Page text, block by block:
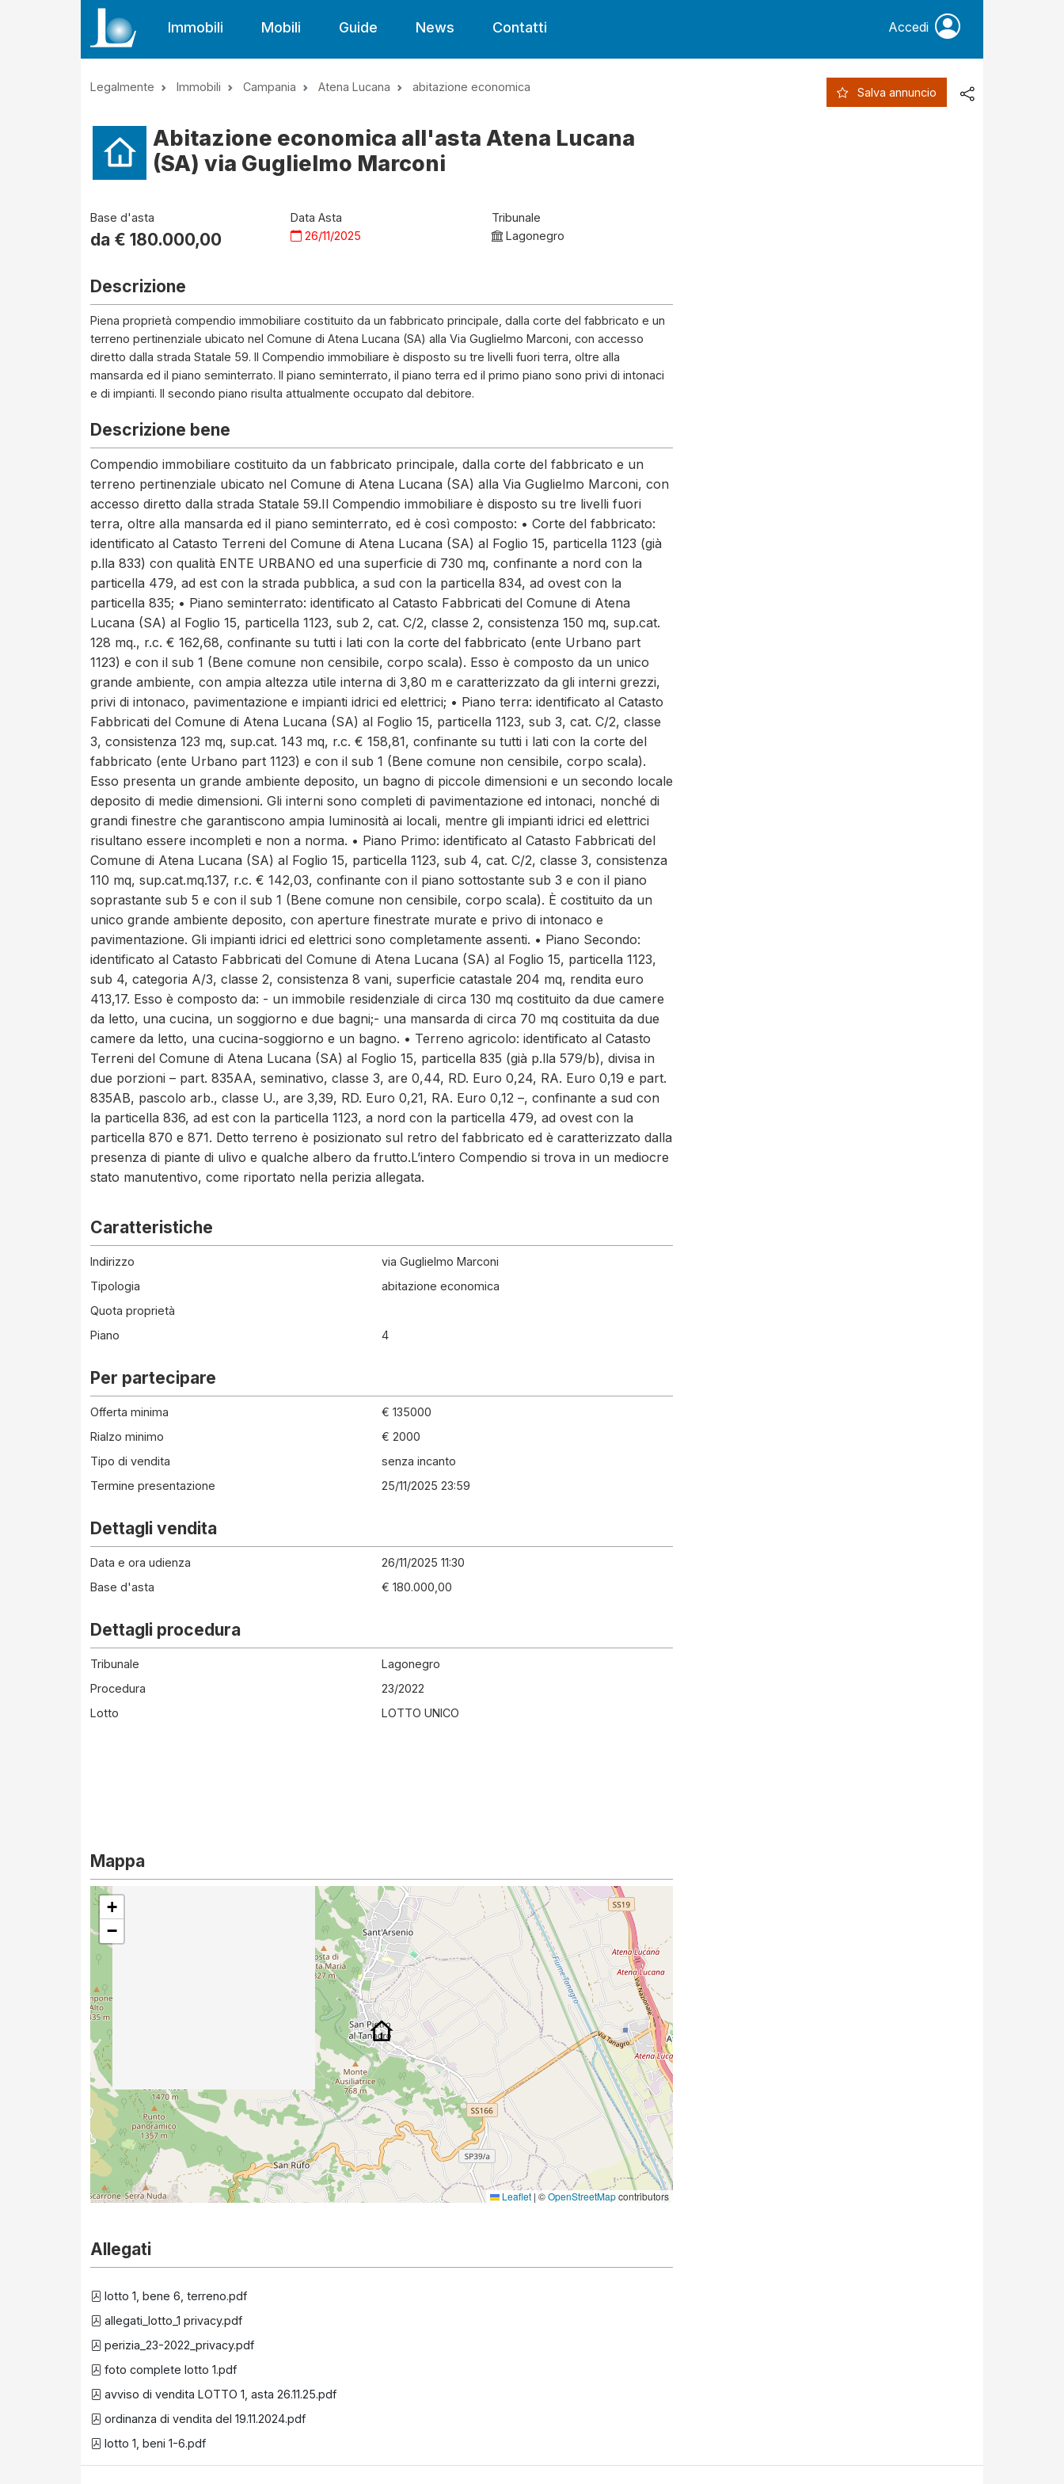
Immobili Mobili Guide News Contatti Accedi
Legalmente Immobili Campania Atena Lucana abitazione economica Salva annuncio
Abitazione economica all'asta Atena Lucana
(SA) via Guglielmo Marconi
Base d'asta
da € 180.000,00
Data Asta
26/11/2025
Tribunale
Lagonegro
Descrizione
Piena proprietà compendio immobiliare costituito da un fabbricato principale, dalla corte del fabbricato e un
terreno pertinenziale ubicato nel Comune di Atena Lucana (SA) alla Via Guglielmo Marconi, con accesso
diretto dalla strada Statale 59. Il Compendio immobiliare è disposto su tre livelli fuori terra, oltre alla
mansarda ed il piano seminterrato. Il piano seminterrato, il piano terra ed il primo piano sono privi di intonaci
e di impianti. Il secondo piano risulta attualmente occupato dal debitore.
Descrizione bene
Compendio immobiliare costituito da un fabbricato principale, dalla corte del fabbricato e un
terreno pertinenziale ubicato nel Comune di Atena Lucana (SA) alla Via Guglielmo Marconi, con
accesso diretto dalla strada Statale 59.Il Compendio immobiliare è disposto su tre livelli fuori
terra, oltre alla mansarda ed il piano seminterrato, ed è così composto: • Corte del fabbricato:
identificato al Catasto Terreni del Comune di Atena Lucana (SA) al Foglio 15, particella 1123 (già
p.lla 833) con qualità ENTE URBANO ed una superficie di 730 mq, confinante a nord con la
particella 479, ad est con la strada pubblica, a sud con la particella 834, ad ovest con la
particella 835; • Piano seminterrato: identificato al Catasto Fabbricati del Comune di Atena
Lucana (SA) al Foglio 15, particella 1123, sub 2, cat. C/2, classe 2, consistenza 150 mq, sup.cat.
128 mq., r.c. € 162,68, confinante su tutti i lati con la corte del fabbricato (ente Urbano part
1123) e con il sub 1 (Bene comune non censibile, corpo scala). Esso è composto da un unico
grande ambiente, con ampia altezza utile interna di 3,80 m e caratterizzato da gli interni grezzi,
privi di intonaco, pavimentazione e impianti idrici ed elettrici; • Piano terra: identificato al Catasto
Fabbricati del Comune di Atena Lucana (SA) al Foglio 15, particella 1123, sub 3, cat. C/2, classe
3, consistenza 123 mq, sup.cat. 143 mq, r.c. € 158,81, confinante su tutti i lati con la corte del
fabbricato (ente Urbano part 1123) e con il sub 1 (Bene comune non censibile, corpo scala).
Esso presenta un grande ambiente deposito, un bagno di piccole dimensioni e un secondo locale
deposito di medie dimensioni. Gli interni sono completi di pavimentazione ed intonaci, nonché di
grandi finestre che garantiscono ampia luminosità ai locali, mentre gli impianti idrici ed elettrici
risultano essere incompleti e non a norma. • Piano Primo: identificato al Catasto Fabbricati del
Comune di Atena Lucana (SA) al Foglio 15, particella 1123, sub 4, cat. C/2, classe 3, consistenza
110 mq, sup.cat.mq.137, r.c. € 142,03, confinante con il piano sottostante sub 3 e con il piano
soprastante sub 5 e con il sub 1 (Bene comune non censibile, corpo scala). È costituito da un
unico grande ambiente deposito, con aperture finestrate murate e privo di intonaco e
pavimentazione. Gli impianti idrici ed elettrici sono completamente assenti. • Piano Secondo:
identificato al Catasto Fabbricati del Comune di Atena Lucana (SA) al Foglio 15, particella 1123,
sub 4, categoria A/3, classe 2, consistenza 8 vani, superficie catastale 204 mq, rendita euro
413,17. Esso è composto da: - un immobile residenziale di circa 130 mq costituito da due camere
da letto, una cucina, un soggiorno e due bagni;- una mansarda di circa 70 mq costituita da due
camere da letto, una cucina-soggiorno e un bagno. • Terreno agricolo: identificato al Catasto
Terreni del Comune di Atena Lucana (SA) al Foglio 15, particella 835 (già p.lla 579/b), divisa in
due porzioni – part. 835AA, seminativo, classe 3, are 0,44, RD. Euro 0,24, RA. Euro 0,19 e part.
835AB, pascolo arb., classe U., are 3,39, RD. Euro 0,21, RA. Euro 0,12 –, confinante a sud con
la particella 836, ad est con la particella 1123, a nord con la particella 479, ad ovest con la
particella 870 e 871. Detto terreno è posizionato sul retro del fabbricato ed è caratterizzato dalla
presenza di piante di ulivo e qualche albero da frutto.L’intero Compendio si trova in un mediocre
stato manutentivo, come riportato nella perizia allegata.
Caratteristiche
Indirizzo
via Guglielmo Marconi
Tipologia
abitazione economica
Quota proprietà
Piano
4
Per partecipare
Offerta minima
€ 135000
Rialzo minimo
€ 2000
Tipo di vendita
senza incanto
Termine presentazione
25/11/2025 23:59
Dettagli vendita
Data e ora udienza
26/11/2025 11:30
Base d'asta
€ 180.000,00
Dettagli procedura
Tribunale
Lagonegro
Procedura
23/2022
Lotto
LOTTO UNICO
Mappa
+
−
Leaflet | ©OpenStreetMapcontributors
Allegati
lotto 1, bene 6, terreno.pdf
allegati_lotto_1 privacy.pdf
perizia_23-2022_privacy.pdf
foto complete lotto 1.pdf
avviso di vendita LOTTO 1, asta 26.11.25.pdf
ordinanza di vendita del 19.11.2024.pdf
lotto 1, beni 1-6.pdf